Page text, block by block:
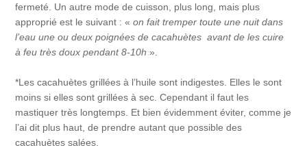
fermeté. Un autre mode de cuisson, plus long, mais plus
approprié est le suivant : «on fait tremper toute une nuit dans
l’eau une ou deux poignées de cacahuètes avant de les cuire
à feu très doux pendant 8-10h».
*Les cacahuètes grillées à l’huile sont indigestes. Elles le sont
moins si elles sont grillées à sec. Cependant il faut les
mastiquer très longtemps. Et bien évidemment éviter, comme je
l’ai dit plus haut, de prendre autant que possible des
cacahuètes salées.